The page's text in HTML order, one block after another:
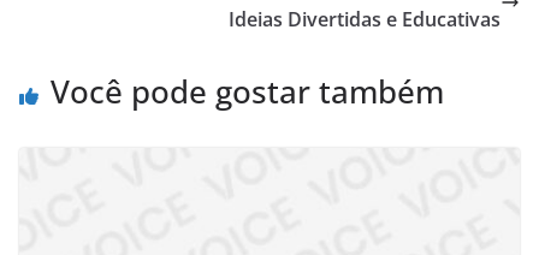
Ideias Divertidas e Educativas
Você pode gostar também